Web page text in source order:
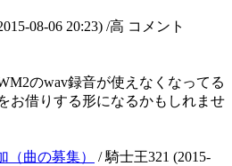
08-06 20:23) /高 コメント
のwav録音が使えなくなってる
お借りする形になるかもしれませ
（曲の募集） / 騎士王321 (2015-